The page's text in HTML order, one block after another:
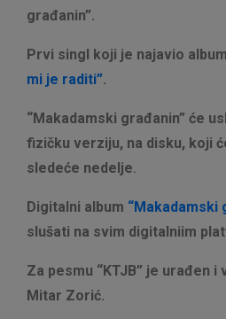
građanin”.
Prvi singl koji je najavio
mi je raditi”.
“Makadamski građanin” će
fizičku verziju, na disku, koji
sledeće nedelje.
Digitalni album “Makadamski
slušati na svim digitalniim
Za pesmu “KTJB” je urađen
Mitar Zorić.